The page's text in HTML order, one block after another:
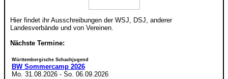
Hier findet ihr Ausschreibungen der WSJ, DSJ, anderer
Landesverbände und von Vereinen.
Nächste Termine:
Württembergische Schachjugend
BW Sommercamp 2026
Mo. 31.08.2026- So. 06.09.2026